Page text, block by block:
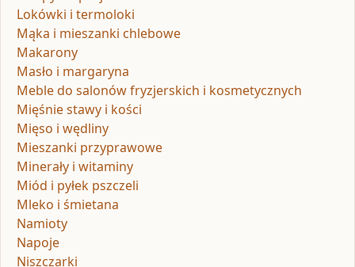
Lokówki i termoloki
Mąka i mieszanki chlebowe
Makarony
Masło i margaryna
Meble do salonów fryzjerskich i kosmetycznych
Mięśnie stawy i kości
Mięso i wędliny
Mieszanki przyprawowe
Minerały i witaminy
Miód i pyłek pszczeli
Mleko i śmietana
Namioty
Napoje
Niszczarki